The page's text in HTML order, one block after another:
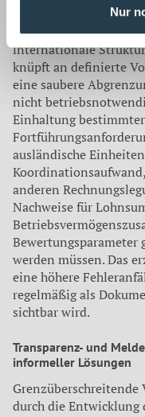
Nur
Frage hinzu, wie die
Betriebsvermögen in
internationale
knüpft an definierte
eine saubere
nicht
Einhaltung
ausländische
anderen
Nachweise für
Bewertungsparameter
werden müssen. Das
eine höhere
regelmäßig als
sichtbar wird.
Transparenz- und
informeller Lösungen
Grenzüberschreitende
durch die